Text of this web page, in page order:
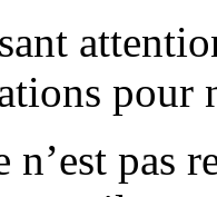
pour
n’est pas